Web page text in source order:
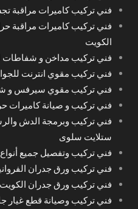
فني تركيب كاميرات مراقبة
فني تركيب كاميرات مراقبة
الكويت
فني تركيب مداخن و شفاطات
فني تركيب مقوي انترنت
فني تركيب مقوي سيرفس و
فني تركيب و صيانة كاميرات
فني تركيب وبرمجة الدش
ستلايت سلوى
فني تركيب وتفصيل جميع
فني تركيب ورق جدران
فني تركيب ورق جدران الكويت
فني تركيب وصيانة قطع غيار